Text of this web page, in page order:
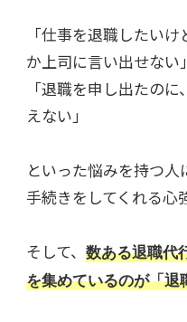
「仕事を退職したい
か上司に言い出せない」
「退職を申し出たの
えない」
といった悩みを持つ
手続きをしてくれる心
そして、 数ある退職代
を集めているのが「